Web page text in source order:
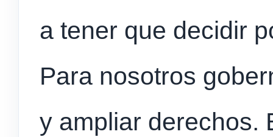
a tener que decidir
Para nosotros
y ampliar derechos.